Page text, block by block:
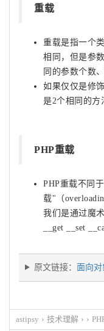
重载
重载是指一个
相同，但是参
同的参数个数
如果仅仅是修
是2个相同的方
PHP重载
PHP重载不同
载"（
我们是通过魔
__get __set
原文链接： 面向
astipsy › 技术理解 › ›